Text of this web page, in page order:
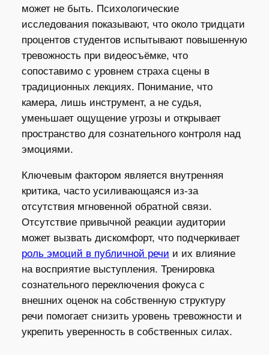
может не быть. Психологические
исследования показывают, что около тридцати
процентов студентов испытывают повышенную
тревожность при видеосъёмке, что
сопоставимо с уровнем страха сцены в
традиционных лекциях. Понимание, что
камера, лишь инструмент, а не судья,
уменьшает ощущение угрозы и открывает
пространство для сознательного контроля над
эмоциями.
Ключевым фактором является внутренняя
критика, часто усиливающаяся из‑за
отсутствия мгновенной обратной связи.
Отсутствие привычной реакции аудитории
может вызвать дискомфорт, что подчеркивает
роль эмоций в публичной речи и их влияние
на восприятие выступления. Тренировка
сознательного переключения фокуса с
внешних оценок на собственную структуру
речи помогает снизить уровень тревожности и
укрепить уверенность в собственных силах.